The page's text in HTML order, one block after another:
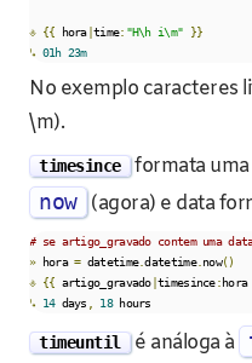
⎀ {{ hora|time: "H\h i\m" }}
↳ 01h 23m
No exemplo caracteres
\m).
timesince formata
now (agora) e data
# se artigo_gravado contem uma
» hora = datetime.datetime. now()
⎀ {{ artigo_gravado|timesince:hora
↳ 14 days 18 hours
timeuntil é análoga à